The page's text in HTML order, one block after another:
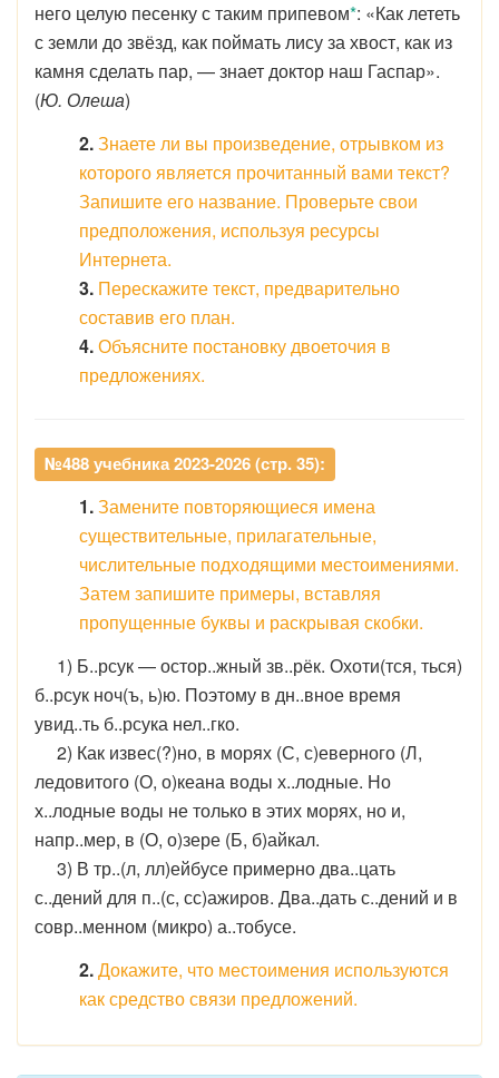
него целую песенку с таким припевом*: «Как лететь
с земли до звёзд, как поймать лису за хвост, как из
камня сделать пар, — знает доктор наш Гаспар».
(Ю. Олеша)
2.Знаете ли вы произведение, отрывком из
которого является прочитанный вами текст?
Запишите его название. Проверьте свои
предположения, используя ресурсы
Интернета.
3. Перескажите текст, предварительно
составив его план.
4.Объясните постановку двоеточия в
предложениях.
№488 учебника 2023-2026 (стр. 35):
1.Замените повторяющиеся имена
существительные, прилагательные,
числительные подходящими местоимениями.
Затем запишите примеры, вставляя
пропущенные буквы и раскрывая скобки.
1) Б..рсук — остор..жный зв..рёк. Охоти(тся, ться)
б..рсук ноч(ъ, ь)ю. Поэтому в дн..вное время
увид..ть б..рсука нел..гко.
2) Как извес(?)но, в морях (С, с)еверного (Л,
ледовитого (О, о)кеана воды х..лодные. Но
х..лодные воды не только в этих морях, но и,
напр..мер, в (О, о)зере (Б, б)айкал.
3) В тр..(л, лл)ейбусе примерно два..цать
с..дений для п..(с, сс)ажиров. Два..дать с..дений и в
совр..менном (микро) а..тобусе.
2.Докажите, что местоимения используются
как средство связи предложений.